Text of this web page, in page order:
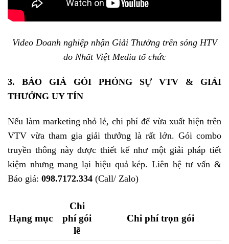
Video Doanh nghiệp nhận Giải Thưởng trên sóng HTV
do Nhất Việt Media tổ chức
3. BÁO GIÁ GÓI PHÓNG SỰ VTV & GIẢI
THƯỞNG UY TÍN
Nếu làm marketing nhỏ lẻ, chi phí để vừa xuất hiện trên
VTV vừa tham gia giải thưởng là rất lớn. Gói combo
truyền thông này được thiết kế như một giải pháp tiết
kiệm nhưng mang lại hiệu quả kép. Liên hệ tư vấn &
Báo giá: 098.7172.334 (Call/ Zalo)
Hạng mục
Chi
phí gói
lẽ
Chi phí trọn gói